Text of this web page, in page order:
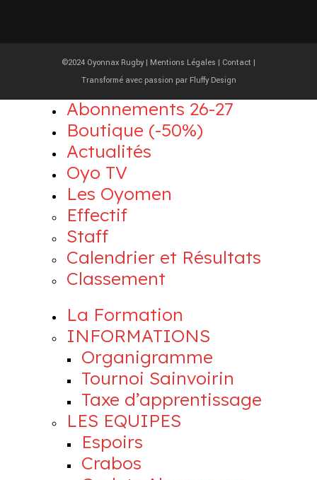
©2024 Oyonnax Rugby | Mentions Légales | Contact |
Transformé avec passion par Fluffy Design
Abonnements 26-27
Boutique (-50%)
Actualités
Oyo TV
Les Oyomen
Effectif
Staff
Calendrier et Résultats
Classement
La Formation
INFORMATIONS
Organigramme
Tournoi Sainvoirin
Taxe d’apprentissage
LES EQUIPES
Espoirs
Crabos